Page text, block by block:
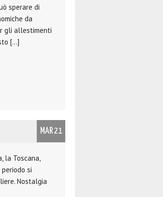
sperare di
da
gli allestimenti
[…]
MAR 21
la Toscana,
si
Nostalgia